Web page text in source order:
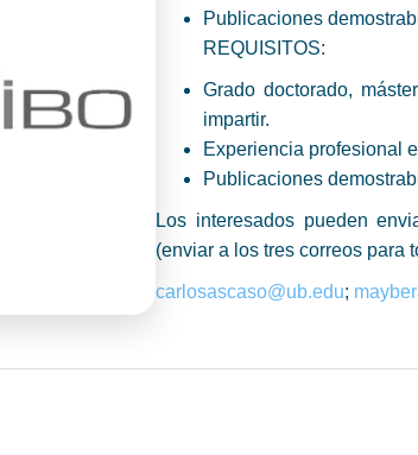
Publicaciones
REQUISITOS:
Grado doctorado,
impartir.
Experiencia profesional
Publicaciones
Los interesados pueden
(enviar a los tres correos para
carlosascaso@ub.edu;